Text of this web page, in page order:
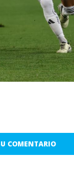
COMENTARIO